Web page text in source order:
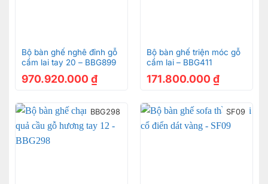
Bộ bàn ghế nghê đỉnh gỗ
cẩm lai tay 20 – BBG899
970.920.000 ₫
Bộ bàn ghế triện móc gỗ
cẩm lai – BBG411
171.800.000 ₫
BBG298 SF09